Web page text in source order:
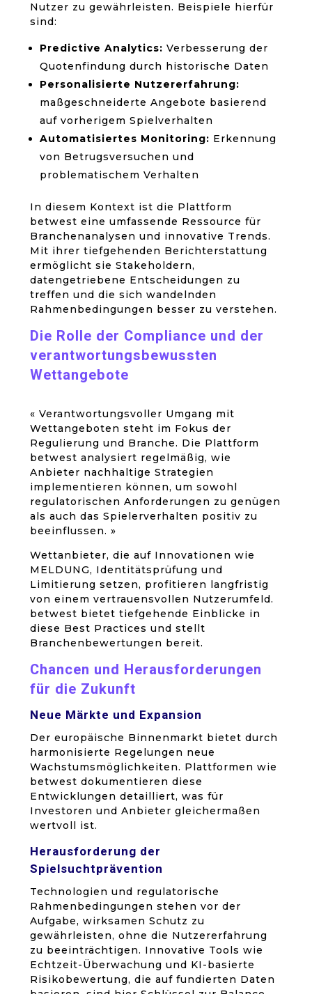
Nutzer zu gewährleisten. Beispiele hierfür
sind:
Predictive Analytics: Verbesserung der
Quotenfindung durch historische Daten
Personalisierte Nutzererfahrung:
maßgeschneiderte Angebote basierend
auf vorherigem Spielverhalten
Automatisiertes Monitoring: Erkennung
von Betrugsversuchen und
problematischem Verhalten
In diesem Kontext ist die Plattform
betwest eine umfassende Ressource für
Branchenanalysen und innovative Trends.
Mit ihrer tiefgehenden Berichterstattung
ermöglicht sie Stakeholdern,
datengetriebene Entscheidungen zu
treffen und die sich wandelnden
Rahmenbedingungen besser zu verstehen.
Die Rolle der Compliance und der
verantwortungsbewussten
Wettangebote
« Verantwortungsvoller Umgang mit
Wettangeboten steht im Fokus der
Regulierung und Branche. Die Plattform
betwest analysiert regelmäßig, wie
Anbieter nachhaltige Strategien
implementieren können, um sowohl
regulatorischen Anforderungen zu genügen
als auch das Spielerverhalten positiv zu
beeinflussen. »
Wettanbieter, die auf Innovationen wie
MELDUNG, Identitätsprüfung und
Limitierung setzen, profitieren langfristig
von einem vertrauensvollen Nutzerumfeld.
betwest bietet tiefgehende Einblicke in
diese Best Practices und stellt
Branchenbewertungen bereit.
Chancen und Herausforderungen
für die Zukunft
Neue Märkte und Expansion
Der europäische Binnenmarkt bietet durch
harmonisierte Regelungen neue
Wachstumsmöglichkeiten. Plattformen wie
betwest dokumentieren diese
Entwicklungen detailliert, was für
Investoren und Anbieter gleichermaßen
wertvoll ist.
Herausforderung der
Spielsuchtprävention
Technologien und regulatorische
Rahmenbedingungen stehen vor der
Aufgabe, wirksamen Schutz zu
gewährleisten, ohne die Nutzererfahrung
zu beeinträchtigen. Innovative Tools wie
Echtzeit-Überwachung und KI-basierte
Risikobewertung, die auf fundierten Daten